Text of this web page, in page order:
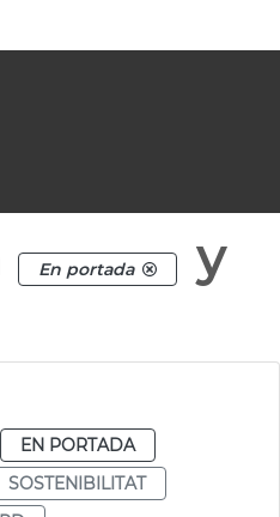
En portada
y
EN PORTADA
SOSTENIBILITAT